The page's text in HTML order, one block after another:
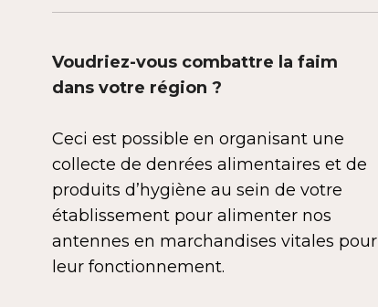
Voudriez-vous combattre la faim
dans votre région ?
Ceci est possible en organisant une
collecte de denrées alimentaires et de
produits d’hygiène au sein de votre
établissement pour alimenter nos
antennes en marchandises vitales pour
leur fonctionnement.